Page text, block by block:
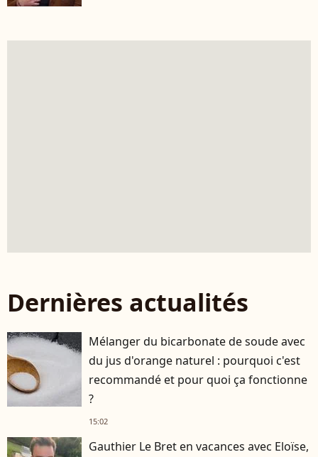
Dernières actualités
Mélanger du bicarbonate de soude avec
du jus d'orange naturel : pourquoi c'est
recommandé et pour quoi ça fonctionne
?
15:02
Gauthier Le Bret en vacances avec Eloïse,